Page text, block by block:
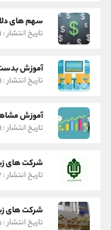
سهم های
تاریخ انتشار : ۱۱ دی ۱۳۹۹
آموزش
تاریخ انتشار : ۱۹ آذر ۱۳۹۹
آموزش
تاریخ انتشار : ۱۹ آذر ۱۳۹۹
شرکت های
تاریخ انتشار : ۷ بهمن ۱۴۰۰
شرکت های
تاریخ انتشار : ۵ بهمن ۱۴۰۰